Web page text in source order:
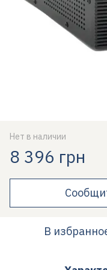
Нет в наличии
8 396 грн
В